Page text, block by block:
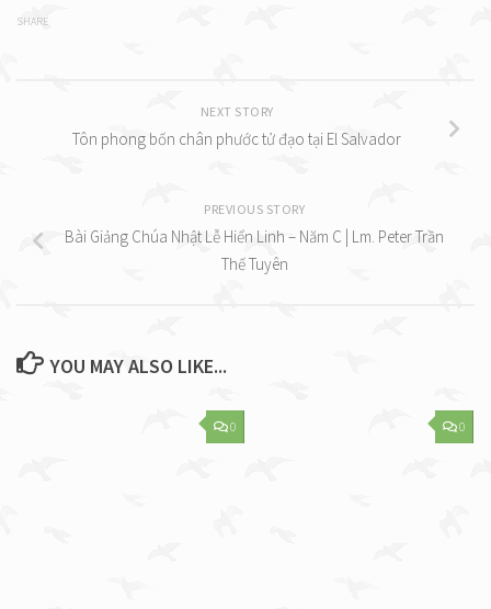
SHARE
NEXT STORY
Tôn phong bốn chân phước tử đạo tại El Salvador
PREVIOUS STORY
Bài Giảng Chúa Nhật Lễ Hiển Linh – Năm C | Lm. Peter Trần
Thế Tuyên
YOU MAY ALSO LIKE...
0 0